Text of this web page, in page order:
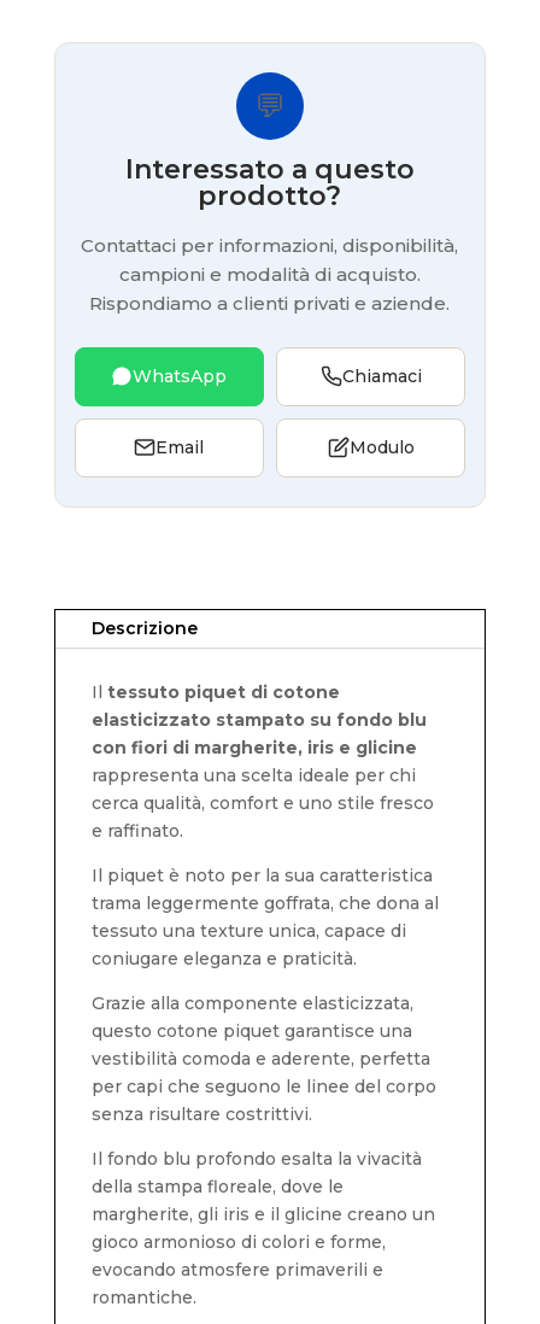
💬
Interessato a questo
prodotto?
Contattaci per informazioni, disponibilità,
campioni e modalità di acquisto.
Rispondiamo a clienti privati e aziende.
WhatsApp Chiamaci
Email Modulo
Descrizione
Il tessuto piquet di cotone
elasticizzato stampato su fondo blu
con fiori di margherite, iris e glicine
rappresenta una scelta ideale per chi
cerca qualità, comfort e uno stile fresco
e raffinato.
Il piquet è noto per la sua caratteristica
trama leggermente goffrata, che dona al
tessuto una texture unica, capace di
coniugare eleganza e praticità.
Grazie alla componente elasticizzata,
questo cotone piquet garantisce una
vestibilità comoda e aderente, perfetta
per capi che seguono le linee del corpo
senza risultare costrittivi.
Il fondo blu profondo esalta la vivacità
della stampa floreale, dove le
margherite, gli iris e il glicine creano un
gioco armonioso di colori e forme,
evocando atmosfere primaverili e
romantiche.